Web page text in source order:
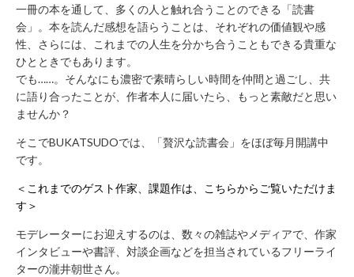
一冊の本を通して、多くの人と触れ合うことのできる「読書
会」。本を読んだ感想を語らうことは、それぞれの価値観や感
性、さらには、これまでの人生を分かち合うこともできる貴重な
ひとときでもあります。
でも……。そんなにも濃密で素晴らしい時間を仲間と過ごし、共
に語り合ったことが、作者本人に届いたら、もっと素敵だと思い
ませんか？
そこでBUKATSUDOでは、「贅沢な読書会」をほぼ毎月開講中
です。
＜これまでのゲスト作家、課題作は、こちらからご覧いただけま
す＞
モデレーターにお迎えするのは、数々の雑誌やメディアで、作家
インタビューや書評、対談企画などを担当されているフリーライ
ターの瀧井朝世さん。
STUDIO
BOOTH
ROOM
REPORT
BUKATSUDO?
ACCESS
施
営
業
間
（年
末